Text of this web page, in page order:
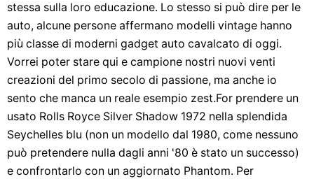
stessa sulla loro educazione. Lo stesso si può dire per le
auto, alcune persone affermano modelli vintage hanno
più classe di moderni gadget auto cavalcato di oggi.
Vorrei poter stare qui e campione nostri nuovi venti
creazioni del primo secolo di passione, ma anche io
sento che manca un reale esempio zest.For prendere un
usato Rolls Royce Silver Shadow 1972 nella splendida
Seychelles blu (non un modello dal 1980, come nessuno
può pretendere nulla dagli anni '80 è stato un successo)
e confrontarlo con un aggiornato Phantom. Per